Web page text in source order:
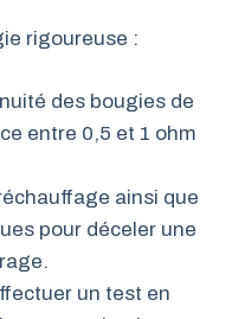
rigoureuse :
des bougies de
entre 0,5 et 1 ohm
ainsi que
pour déceler une
un test en